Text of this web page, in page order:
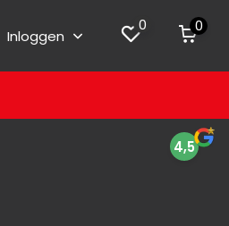
Inloggen
0 0
4,5